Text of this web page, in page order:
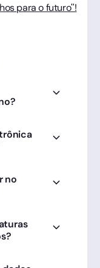
para o futuro"!
o foco seja
com
no
sem